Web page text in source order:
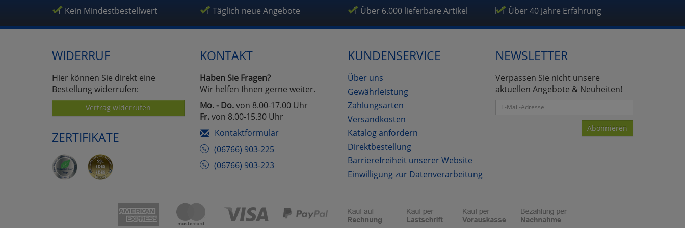
Kein Mindestbestellwert Täglich neue Angebote Über 6.000 lieferbare Artikel Über 40 Jahre Erfahrung
WIDERRUF
Hier können Sie direkt eine
Bestellung widerrufen:
Vertrag widerrufen
ZERTIFIKATE
KONTAKT
Haben Sie Fragen?
Wir helfen Ihnen gerne weiter.
Mo. - Do.von 8.00-17.00 Uhr
Fr.von 8.00-15.30 Uhr
Kontaktformular
(06766) 903-225
(06766) 903-223
KUNDENSERVICE
Über uns
Gewährleistung
Zahlungsarten
Versandkosten
Katalog anfordern
Direktbestellung
Barrierefreiheit unserer Website
Einwilligung zur Datenverarbeitung
NEWSLETTER
Verpassen Sie nicht unsere
aktuellen Angebote & Neuheiten!
Abonnieren